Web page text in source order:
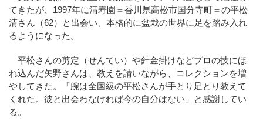
てきたが、1997年に清寿園＝香川県高松市国分寺町＝の平松
清さん（62）と出会い、本格的に盆栽の世界に足を踏み入れ
るようになった。
平松さんの剪定（せんてい）や針金掛けなどプロの技にほ
れ込んだ矢野さんは、教えを請いながら、コレクションを増
やしてきた。「腕は全国級の平松さんが手とり足とり教えて
くれた。彼と出会わなければ今の自分はない」と感謝してい
る。